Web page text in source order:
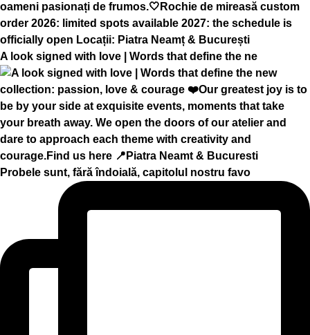
A look signed with love | Words that define the ne
Probele sunt, fără îndoială, capitolul nostru favo